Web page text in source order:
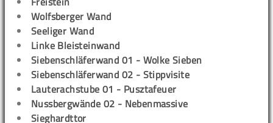
Wolfsberger Wand
Seeliger Wand
Linke Bleisteinwand
Siebenschläferwand 01 - Wolke Sieben
Siebenschläferwand 02 - Stippvisite
Lauterachstube 01 - Pusztafeuer
Nussbergwände 02 - Nebenmassive
Sieghardttor